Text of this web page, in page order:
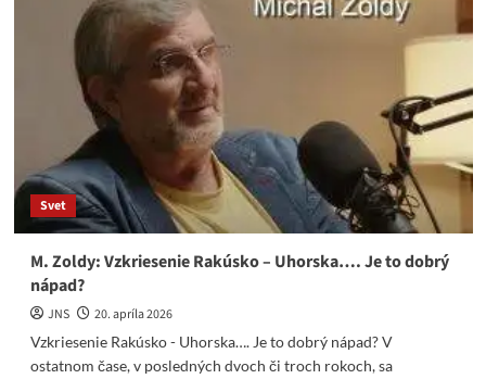
Svet
M. Zoldy: Vzkriesenie Rakúsko – Uhorska…. Je to dobrý
nápad?
JNS
20. apríla 2026
Vzkriesenie Rakúsko - Uhorska…. Je to dobrý nápad? V
ostatnom čase, v posledných dvoch či troch rokoch, sa